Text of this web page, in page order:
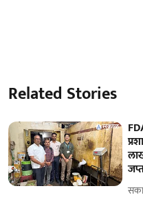
Related Stories